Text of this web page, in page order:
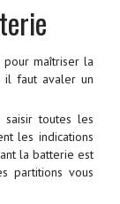
maîtriser la
il faut avaler un
toutes les
les indications
la batterie est
partitions vous